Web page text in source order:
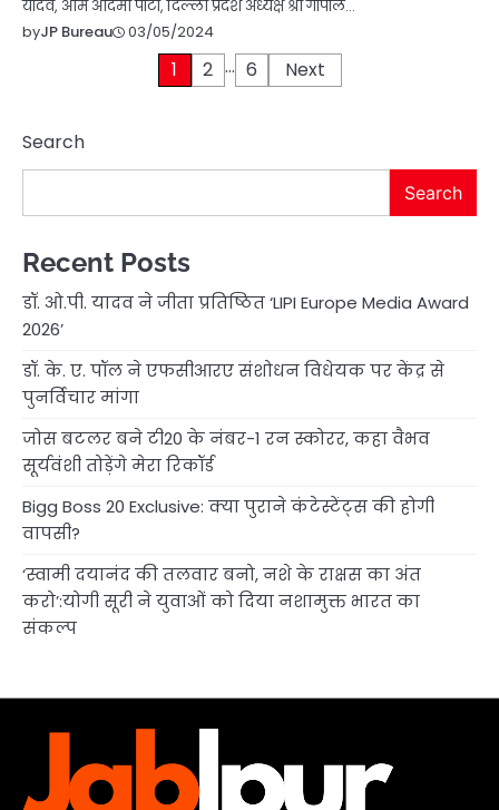
यादव, आम आदमी पार्टी, दिल्ली प्रदेश अध्यक्ष श्री गोपाल…
byJP Bureau 03/05/2024
1 2 … 6 Next
Search
Search
Recent Posts
डॉ. ओ.पी. यादव ने जीता प्रतिष्ठित ‘LIPI Europe Media Award
2026’
डॉ. के. ए. पॉल ने एफसीआरए संशोधन विधेयक पर केंद्र से
पुनर्विचार मांगा
जोस बटलर बने टी20 के नंबर-1 रन स्कोरर, कहा वैभव
सूर्यवंशी तोड़ेंगे मेरा रिकॉर्ड
Bigg Boss 20 Exclusive: क्या पुराने कंटेस्टेंट्स की होगी
वापसी?
‘स्वामी दयानंद की तलवार बनो, नशे के राक्षस का अंत
करो’:योगी सूरी ने युवाओं को दिया नशामुक्त भारत का
संकल्प